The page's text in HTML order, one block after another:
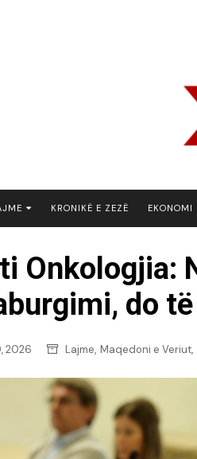
SHQIPËRI
KRONIKË E ZEZË EKONOMI
Onkologjia:
do
2026 Lajme, Maqedoni e Veriut,